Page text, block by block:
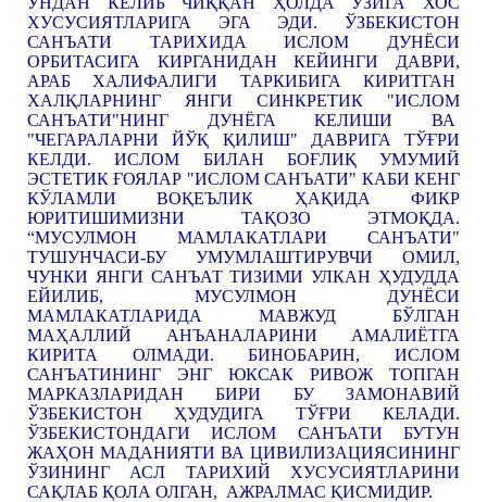
ХУСУСИЯТЛАРИГА ЭГА ЭДИ. ЎЗБЕКИСТОН
САНЪАТИ ТАРИХИДА ИСЛОМ ДУНЁСИ
ОРБИТАСИГА КИРГАНИДАН КЕЙИНГИ ДАВРИ,
АРАБ ХАЛИФАЛИГИ ТАРКИБИГА КИРИТГАН
ХАЛҚЛАРНИНГ ЯНГИ СИНКРЕТИК "ИСЛОМ
САНЪАТИ"НИНГ ДУНЁГА КЕЛИШИ ВА
"ЧЕГАРАЛАРНИ ЙЎҚ ҚИЛИШ" ДАВРИГА ТЎҒРИ
КЕЛДИ. ИСЛОМ БИЛАН БОҒЛИҚ УМУМИЙ
ЭСТЕТИК ҒОЯЛАР "ИСЛОМ САНЪАТИ" КАБИ КЕНГ
КЎЛАМЛИ ВОҚЕЪЛИК ҲАҚИДА ФИКР
ЮРИТИШИМИЗНИ ТАҚОЗО ЭТМОҚДА.
“МУСУЛМОН МАМЛАКАТЛАРИ САНЪАТИ"
ТУШУНЧАСИ-БУ УМУМЛАШТИРУВЧИ ОМИЛ,
ЧУНКИ ЯНГИ САНЪАТ ТИЗИМИ УЛКАН ҲУДУДДА
ЕЙИЛИБ, МУСУЛМОН ДУНЁСИ
МАМЛАКАТЛАРИДА МАВЖУД БЎЛГАН
МАҲАЛЛИЙ АНЪАНАЛАРИНИ АМАЛИЁТГА
КИРИТА ОЛМАДИ. БИНОБАРИН, ИСЛОМ
САНЪАТИНИНГ ЭНГ ЮКСАК РИВОЖ ТОПГАН
МАРКАЗЛАРИДАН БИРИ БУ ЗАМОНАВИЙ
ЎЗБЕКИСТОН ҲУДУДИГА ТЎҒРИ КЕЛАДИ.
ЎЗБЕКИСТОНДАГИ ИСЛОМ САНЪАТИ БУТУН
ЖАҲОН МАДАНИЯТИ ВА ЦИВИЛИЗАЦИЯСИНИНГ
ЎЗИНИНГ АСЛ ТАРИХИЙ ХУСУСИЯТЛАРИНИ
САҚЛАБ ҚОЛА ОЛГАН, АЖРАЛМАС ҚИСМИДИР.